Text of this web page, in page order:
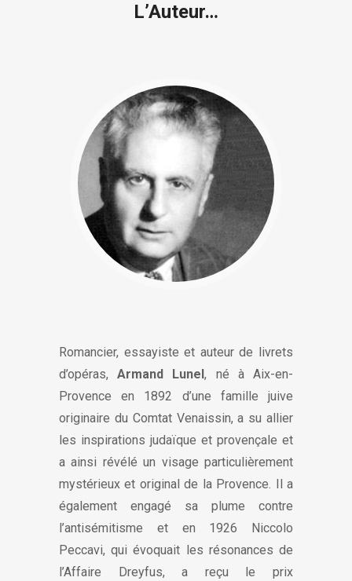
L’Auteur…
Romancier, essayiste et auteur de livrets
d’opéras,Armand Lunel, né à Aix-en-
Provence en 1892 d’une famille juive
originaire du Comtat Venaissin, a su allier
les inspirations judaïque et provençale et
a ainsi révélé un visage particulièrement
mystérieux et original de la Provence. Il a
également engagé sa plume contre
l’antisémitisme et en 1926 Niccolo
Peccavi, qui évoquait les résonances de
l’Affaire Dreyfus, a reçu le prix